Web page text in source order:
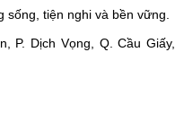
sống, tiện nghi và bền vững.
P. Dịch Vọng, Q. Cầu Giấy,